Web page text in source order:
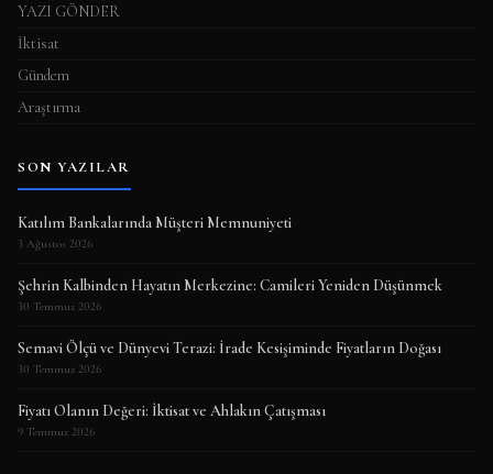
YAZI GÖNDER
İktisat
Gündem
Araştırma
SON YAZILAR
Katılım Bankalarında Müşteri Memnuniyeti
3 Ağustos 2026
Şehrin Kalbinden Hayatın Merkezine: Camileri Yeniden Düşünmek
30 Temmuz 2026
Semavi Ölçü ve Dünyevi Terazi: İrade Kesişiminde Fiyatların Doğası
30 Temmuz 2026
Fiyatı Olanın Değeri: İktisat ve Ahlakın Çatışması
9 Temmuz 2026